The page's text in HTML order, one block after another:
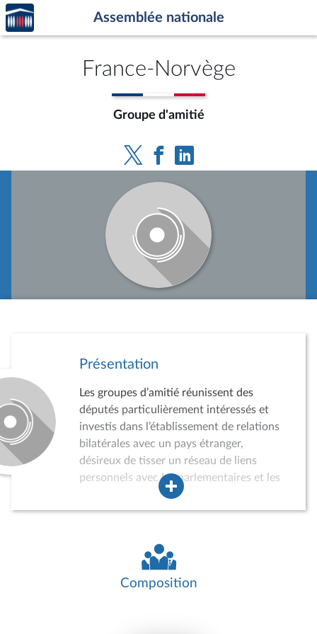
Aller au contenu
Aller en bas de la page
Accèder
à la
page
Assemblée nationale
France-Norvège
Groupe d'amitié
Présentation
Les groupes d’amitié réunissent des
députés particulièrement intéressés et
investis dans l’établissement de relations
bilatérales avec un pays étranger,
désireux de tisser un réseau de liens
personnels avec les parlementaires et les
acteurs de la vie politique, économique,
sociale et culturelle du pays concerné.
peuvent conduire des auditions,
participer à divers événements, recevoir
des délégations de parlementaires
Composition